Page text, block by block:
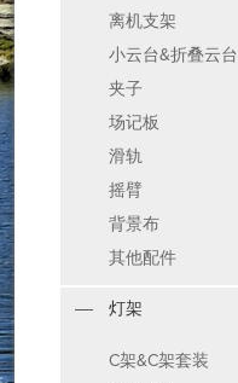
离机支架
小云台&折叠云台
夹子
场记板
滑轨
摇臂
背景布
其他配件
灯架
C架&C架套装